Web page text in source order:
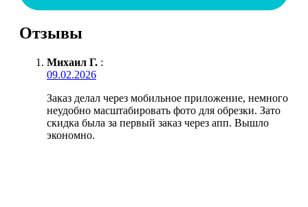
Отзывы
Михаил Г. :
09.02.2026
Заказ делал через мобильное приложение, немного
неудобно масштабировать фото для обрезки. Зато
скидка была за первый заказ через апп. Вышло
экономно.